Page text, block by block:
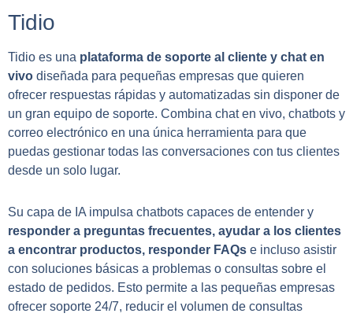
Tidio
Tidio es una plataforma de soporte al cliente y chat en
vivo diseñada para pequeñas empresas que quieren
ofrecer respuestas rápidas y automatizadas sin disponer de
un gran equipo de soporte. Combina chat en vivo, chatbots y
correo electrónico en una única herramienta para que
puedas gestionar todas las conversaciones con tus clientes
desde un solo lugar.
Su capa de IA impulsa chatbots capaces de entender y
responder a preguntas frecuentes, ayudar a los clientes
a encontrar productos, responder FAQs e incluso asistir
con soluciones básicas a problemas o consultas sobre el
estado de pedidos. Esto permite a las pequeñas empresas
ofrecer soporte 24/7, reducir el volumen de consultas